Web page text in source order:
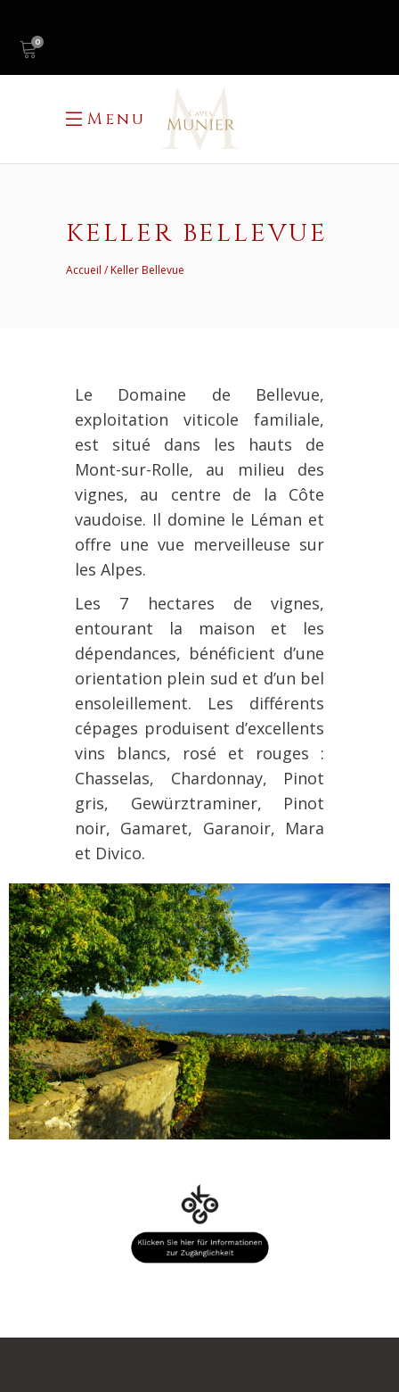
0
Menu
KELLER BELLEVUE
Accueil Keller Bellevue
Le Domaine de Bellevue,
exploitation viticole familiale,
est situé dans les hauts de
Mont-sur-Rolle, au milieu des
vignes, au centre de la Côte
vaudoise. Il domine le Léman et
offre une vue merveilleuse sur
les Alpes.
Les 7 hectares de vignes,
entourant la maison et les
dépendances, bénéficient d’une
orientation plein sud et d’un bel
ensoleillement. Les différents
cépages produisent d’excellents
vins blancs, rosé et rouges :
Chasselas, Chardonnay, Pinot
gris, Gewürztraminer, Pinot
noir, Gamaret, Garanoir, Mara
et Divico.